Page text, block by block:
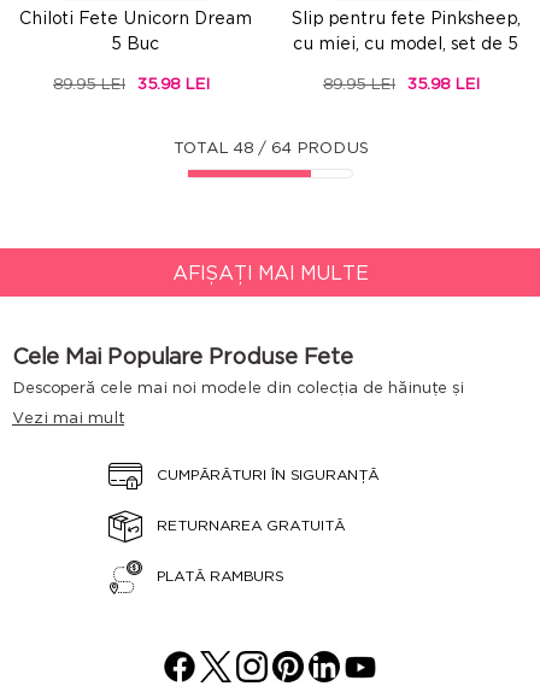
Chiloti Fete Unicorn Dream
5 Buc
89.95 LEI 35.98 LEI
Slip pentru fete Pinksheep,
cu miei, cu model, set de 5
89.95 LEI 35.98 LEI
TOTAL 48 / 64 PRODUS
AFIȘAȚI MAI MULTE
Cele Mai Populare Produse Fete
Descoperă cele mai noi modele din colecția de hăinuțe și
cumpără-i ceva care știi că va fi cu siguranță pe gustul ei.
articolele preferate dintr-o mare varietate de pijamale, papuci de
casă, maiouri, bluze, chiloți, dresuri, ciorapi, șosete, îmbrăcăminte
produsele pentru copii din gama Penti Young vin în întâmpinarea
ta la prețuri mici, accesibile pentru orice buzunar. Astfel, te poți
bucura de toate articolele care îți fac cu ochiul fără mari
cheltuieli. Asigură-i fetiței tale stilul și confortul pe care îl merită!
Alege articolele preferate din colecția Penti Young pentru copilul
fac cu ochiul și te ajută să economisești bani. Astfel, îți poți
adăuga în coșul de cumpărături oricâte articole îți dorești pentru
Vezi mai mult
CUMPĂRĂTURI ÎN SIGURANȚĂ
RETURNAREA GRATUITĂ
PLATĂ RAMBURS